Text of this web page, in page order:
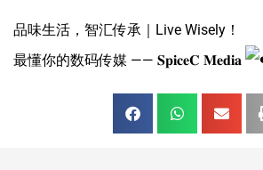
品味生活，智汇传承｜Live Wisely！
最懂你的数码传媒 —— 𝐒𝐩𝐢𝐜𝐞𝐂 𝐌𝐞𝐝𝐢𝐚